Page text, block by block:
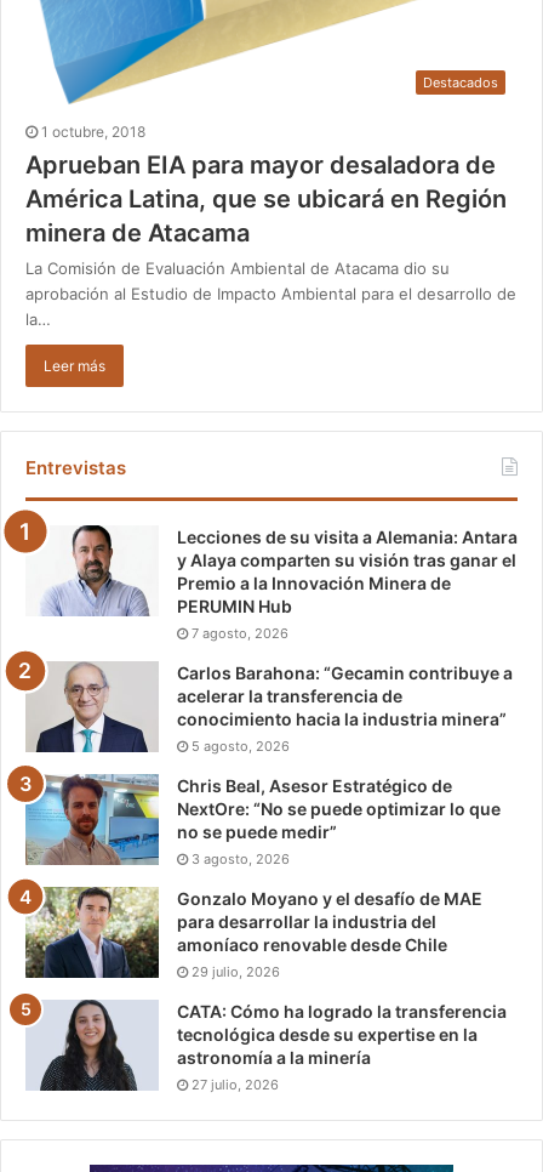
Destacados
1 octubre, 2018
Aprueban EIA para mayor desaladora de
América Latina, que se ubicará en Región
minera de Atacama
La Comisión de Evaluación Ambiental de Atacama dio su
aprobación al Estudio de Impacto Ambiental para el desarrollo de
la…
Leer más
Entrevistas
Lecciones de su visita a Alemania: Antara
y Alaya comparten su visión tras ganar el
Premio a la Innovación Minera de
PERUMIN Hub
7 agosto, 2026
Carlos Barahona: “Gecamin contribuye a
acelerar la transferencia de
conocimiento hacia la industria minera”
5 agosto, 2026
Chris Beal, Asesor Estratégico de
NextOre: “No se puede optimizar lo que
no se puede medir”
3 agosto, 2026
Gonzalo Moyano y el desafío de MAE
para desarrollar la industria del
amoníaco renovable desde Chile
29 julio, 2026
CATA: Cómo ha logrado la transferencia
tecnológica desde su expertise en la
astronomía a la minería
27 julio, 2026